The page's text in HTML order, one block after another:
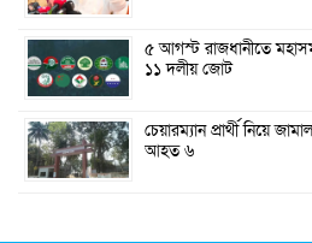
৫ আগস্ট রাজধানীতে
১১ দলীয় জোট
চেয়ারম্যান প্রার্থী নিয়ে
আহত ৬